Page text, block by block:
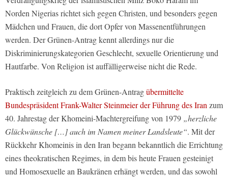
Norden Nigerias richtet sich gegen Christen, und besonders gegen
Mädchen und Frauen, die dort Opfer von Massenentführungen
werden. Der Grünen-Antrag kennt allerdings nur die
Diskriminierungskategorien Geschlecht, sexuelle Orientierung und
Hautfarbe. Von Religion ist auffälligerweise nicht die Rede.
Praktisch zeitgleich zu dem Grünen-Antragübermittelte
Bundespräsident Frank-Walter Steinmeier der Führung des Iran zum
40. Jahrestag der Khomeini-Machtergreifung von 1979 „herzliche
Glückwünsche […] auch im Namen meiner Landsleute“. Mit der
Rückkehr Khomeinis in den Iran begann bekanntlich die Errichtung
eines theokratischen Regimes, in dem bis heute Frauen gesteinigt
und Homosexuelle an Baukränen erhängt werden, und das sowohl